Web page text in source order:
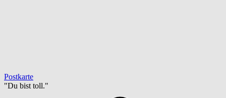
Postkarte
"Du bist toll."